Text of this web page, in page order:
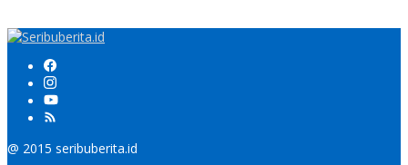
@ 2015 seribuberita.id